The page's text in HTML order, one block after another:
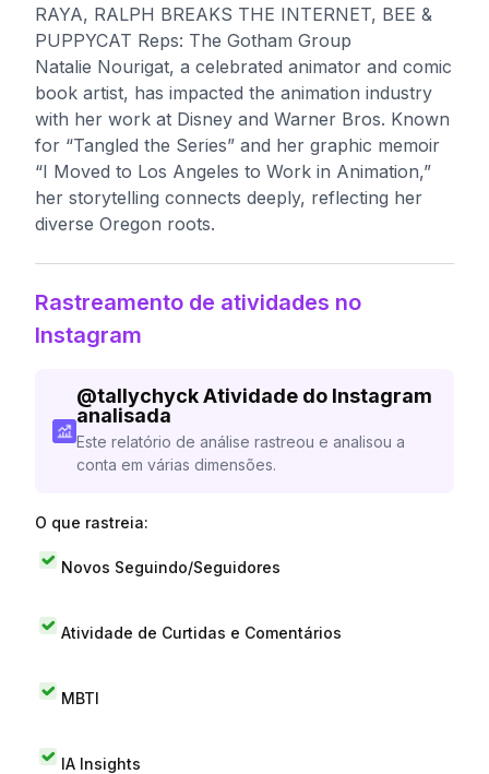
RAYA, RALPH BREAKS THE INTERNET, BEE &
PUPPYCAT Reps: The Gotham Group
Natalie Nourigat, a celebrated animator and comic
book artist, has impacted the animation industry
with her work at Disney and Warner Bros. Known
for “Tangled the Series” and her graphic memoir
“I Moved to Los Angeles to Work in Animation,”
her storytelling connects deeply, reflecting her
diverse Oregon roots.
Rastreamento de atividades no
Instagram
@tallychyck Atividade do Instagram
analisada
Este relatório de análise rastreou e analisou a
conta em várias dimensões.
O que rastreia:
Novos Seguindo/Seguidores
Atividade de Curtidas e Comentários
MBTI
IA Insights